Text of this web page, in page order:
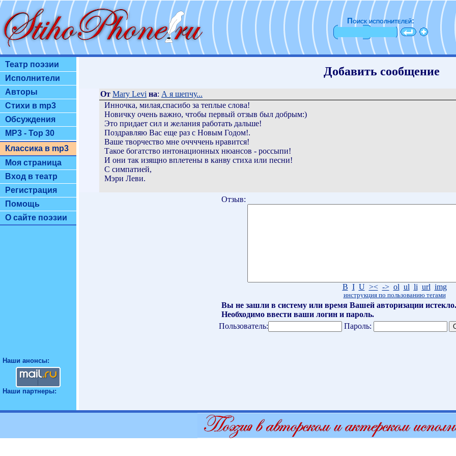
Поиск исполнителей:
Театр поэзии
Исполнители
Авторы
Стихи в mp3
Обсуждения
MP3 - Top 30
Классика в mp3
Моя страница
Вход в театр
Регистрация
Помощь
О сайте поэзии
Наши анонсы:
Наши партнеры:
Добавить сообщение
От Mary Levi на: А я шепчу...
Инночка, милая,спасибо за теплые слова!
Новичку очень важно, чтобы первый отзыв был добрым:)
Это придает сил и желания работать дальше!
Поздравляю Вас еще раз с Новым Годом!.
Ваше творчество мне оччччень нравится!
Такое богатство интонационных нюансов - россыпи!
И они так изящно вплетены в канву стиха или песни!
С симпатией,
Мэри Леви.
Отзыв:
B I U >< -> ol ul li url img
инструкция по пользованию тегами
Вы не зашли в систему или время Вашей авторизации истекло.
Необходимо ввести ваши логин и пароль.
Пользователь:
Пароль: